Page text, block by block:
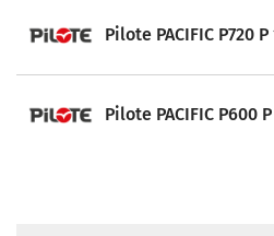
Pilote PACIFIC P720
Pilote PACIFIC P600